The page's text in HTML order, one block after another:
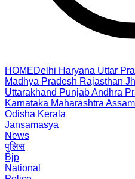
HOMEDelhi Haryana Uttar
Madhya Pradesh Rajasthan
Uttarakhand PunjabAndhra
Karnataka Maharashtra Assam
Odisha Kerala
Jansamasya
News
पुलिस
Bjp
National